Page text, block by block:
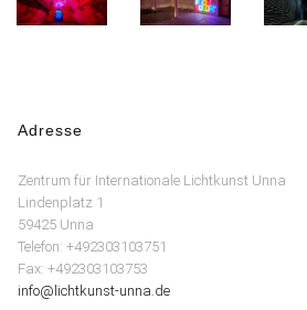
Adresse
Zentrum für Internationale Lichtkunst Unna
Lindenplatz 1
59425 Unna
Telefon: +492303103751
Fax: +492303103753
info@lichtkunst-unna.de